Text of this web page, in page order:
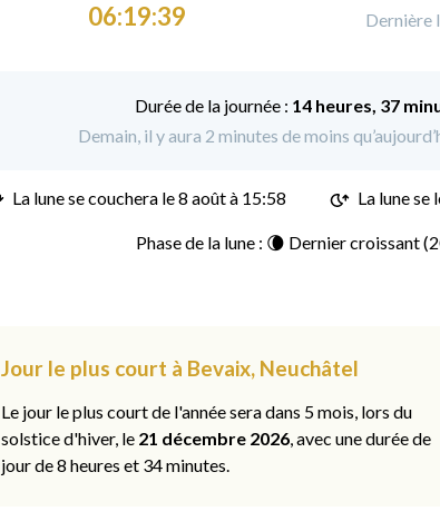
06:19:39 Dernière
Durée de la journée : 14 heures, 37
Demain, il y aura 2 minutes de moins
La lune se couchera le8 août à 15:58 La lune se
Phase de la lune : 🌘 Dernier croissant
Jour le plus court à Bevaix, Neuchâtel
Le jour le plus court de l'année sera dans 5 mois, lors du
solstice d'hiver, le 21 décembre 2026, avec une durée de
jour de 8 heures et 34 minutes.